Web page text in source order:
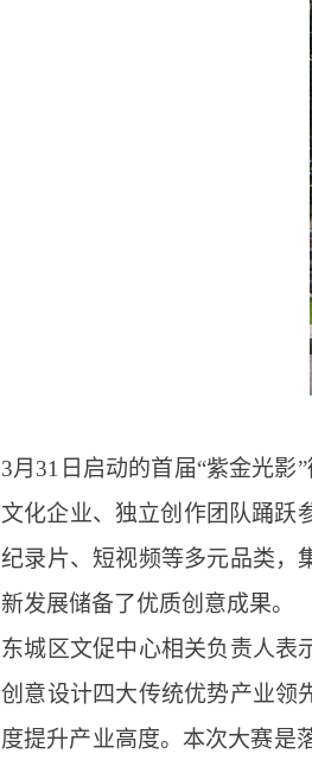
3月31日启动的首届“紫金光影
文化企业、独立创作团队踊跃
纪录片、短视频等多元品类，
新发展储备了优质创意成果。
东城区文促中心相关负责人表
创意设计四大传统优势产业领
度提升产业高度。本次大赛是